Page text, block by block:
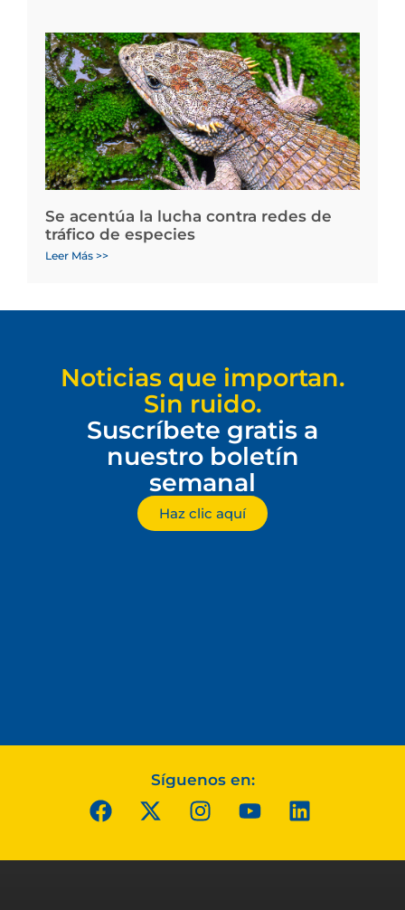
Se acentúa la lucha contra redes de
tráfico de especies
Leer Más >>
Noticias que importan.
Sin ruido.
Suscríbete gratis a
nuestro boletín
semanal
Haz clic aquí
Síguenos en: